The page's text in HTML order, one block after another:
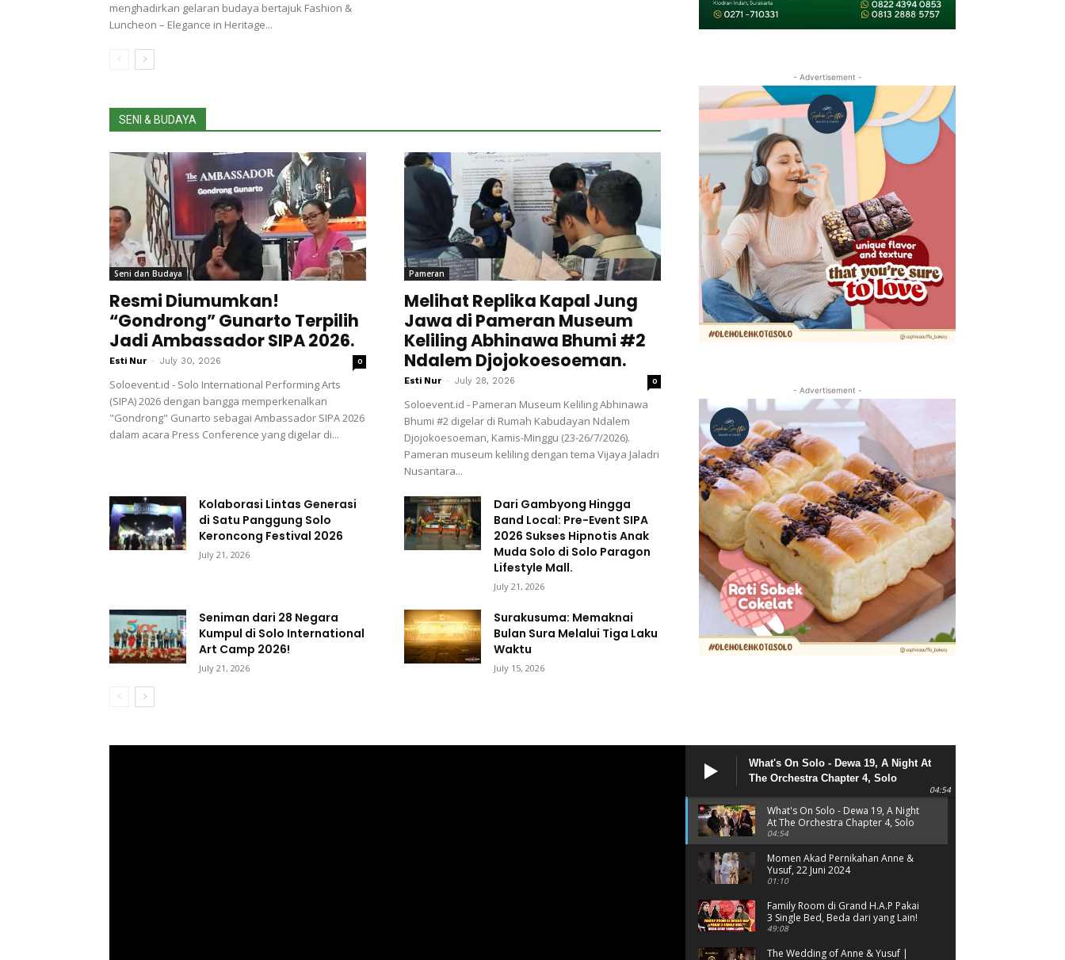
menghadirkan gelaran budaya bertajuk Fashion &
Luncheon – Elegance in Heritage...
SENI & BUDAYA
Seni dan Budaya
Resmi Diumumkan!
“Gondrong” Gunarto Terpilih
Jadi Ambassador SIPA 2026.
Esti Nur - July 30, 2026 0
Soloevent.id - Solo International Performing Arts
(SIPA) 2026 dengan bangga memperkenalkan
"Gondrong" Gunarto sebagai Ambassador SIPA 2026
dalam acara Press Conference yang digelar di...
Pameran
Melihat Replika Kapal Jung
Jawa di Pameran Museum
Keliling Abhinawa Bhumi #2
Ndalem Djojokoesoeman.
Esti Nur - July 28, 2026 0
Soloevent.id - Pameran Museum Keliling Abhinawa
Bhumi #2 digelar di Rumah Kabudayan Ndalem
Djojokoesoeman, Kamis-Minggu (23-26/7/2026).
Pameran museum keliling dengan tema Vijaya Jaladri
Nusantara...
Kolaborasi Lintas Generasi
di Satu Panggung Solo
Keroncong Festival 2026
July 21, 2026
Dari Gambyong Hingga
Band Local: Pre-Event SIPA
2026 Sukses Hipnotis Anak
Muda Solo di Solo Paragon
Lifestyle Mall.
July 21, 2026
Seniman dari 28 Negara
Kumpul di Solo International
Art Camp 2026!
July 21, 2026
Surakusuma: Memaknai
Bulan Sura Melalui Tiga Laku
Waktu
July 15, 2026
- Advertisement -
- Advertisement -
What's On Solo - Dewa 19, A Night At
The Orchestra Chapter 4, Solo
04:54
What's On Solo - Dewa 19, A Night
At The Orchestra Chapter 4, Solo
04:54
Momen Akad Pernikahan Anne &
Yusuf, 22 Juni 2024
01:10
Family Room di Grand H.A.P Pakai
3 Single Bed, Beda dari yang Lain!
49:08
The Wedding of Anne & Yusuf |